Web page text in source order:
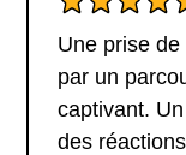
Une prise
par un
captivant.
des